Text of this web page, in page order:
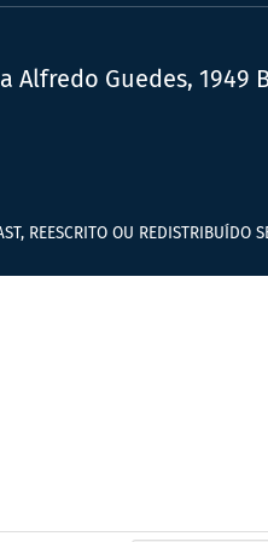
Alfredo Guedes, 1949
REESCRITO OU REDISTRIBUÍDO